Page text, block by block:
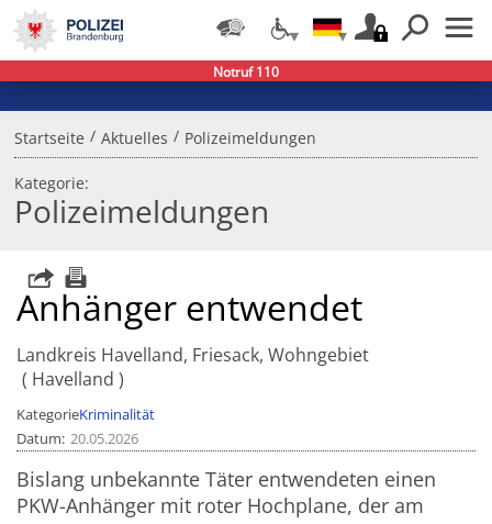
Startseite / Aktuelles / Polizeimeldungen
Kategorie:
Polizeimeldungen
Anhänger entwendet
Landkreis Havelland, Friesack, Wohngebiet
Havelland
KategorieKriminalität
Datum 20.05.2026
Bislang unbekannte Täter entwendeten einen
PKW-Anhänger mit roter Hochplane, der am
Notruf 110